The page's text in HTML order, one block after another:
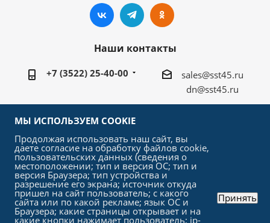
Наши контакты
+7 (3522) 25-40-00
sales@sst45.ru
dn@sst45.ru
640027, Россия, г.Курган, ул.Омская 76а
2026 © «СтройСельхозТорг»
МЫ ИСПОЛЬЗУЕМ COOKIE
Продолжая использовать наш сайт, вы
даете согласие на обработку файлов cookie,
пользовательских данных (сведения о
местоположении; тип и версия ОС; тип и
версия Браузера; тип устройства и
разрешение его экрана; источник откуда
пришел на сайт пользователь; с какого
сайта или по какой рекламе; язык ОС и
Браузера; какие страницы открывает и на
какие кнопки нажимает пользователь; ip-
Принять